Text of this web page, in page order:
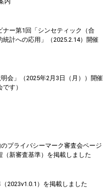
ー第1回「シンセティック（合
計への応用」（2025.2.14）開催
会」（2025年2月3日（月））開催
す）
プライバシーマーク審査会ページ
新審査基準）を掲載しました
2023v1.0.1）を掲載しました